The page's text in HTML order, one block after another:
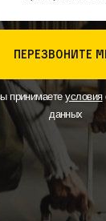
перезвоните
принимаетеусловия
данных